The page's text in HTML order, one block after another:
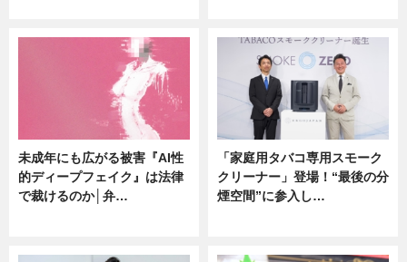
未成年にも広がる被害『AI性
的ディープフェイク』は法律
で裁けるのか│弁…
「家庭用タバコ専用スモーク
クリーナー」登場！“最後の分
煙空間”に参入し…